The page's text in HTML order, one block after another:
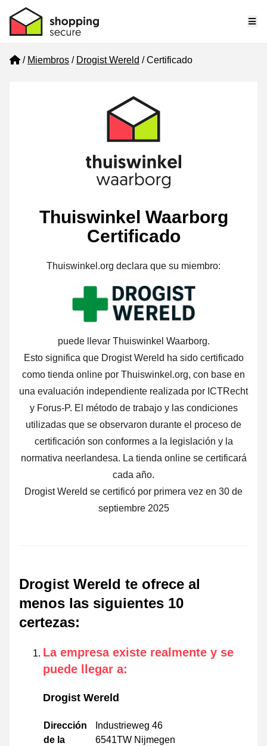
Home
Miembros Drogist Wereld Certificado
Thuiswinkel Waarborg
Certificado
Thuiswinkel.org declara que su miembro:
puede llevar Thuiswinkel Waarborg.
Esto significa que Drogist Wereld ha sido certificado
como tienda online por Thuiswinkel.org, con base en
una evaluación independiente realizada por ICTRecht
y Forus-P. El método de trabajo y las condiciones
utilizadas que se observaron durante el proceso de
certificación son conformes a la legislación y la
normativa neerlandesa. La tienda online se certificará
cada año.
Drogist Wereld se certificó por primera vez en 30 de
septiembre 2025
Drogist Wereld te ofrece al
menos las siguientes 10
certezas:
La empresa existe realmente y se
puede llegar a:
Drogist Wereld
Dirección
de la
Industrieweg 46
6541TW Nijmegen